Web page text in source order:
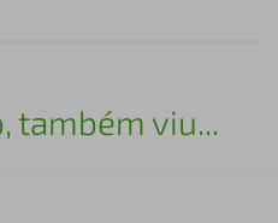
também viu...